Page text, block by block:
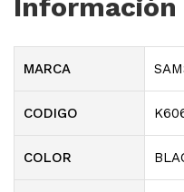
MARCA
CODIGO
COLOR